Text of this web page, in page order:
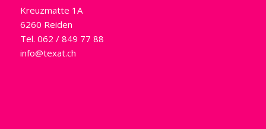
Kreuzmatte 1A
6260 Reiden
Tel. 062 / 849 77 88
info@texat.ch